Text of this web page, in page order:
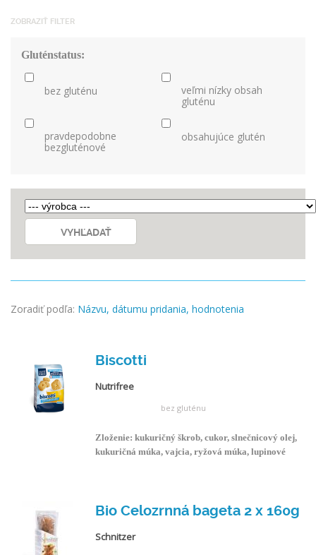
ZOBRAZIŤ FILTER
Gluténstatus:
bez gluténu
veľmi nízky obsah
gluténu
pravdepodobne
bezgluténové
obsahujúce glutén
VYHĽADAŤ
Zoradiť podľa: Názvu, dátumu pridania, hodnotenia
Biscotti
Nutrifree
bez gluténu
Zloženie: kukuričný škrob, cukor, slnečnicový olej,
kukuričná múka, vajcia, ryžová múka, lupinové
sodný, hydrogén- uhličitan sodný).
Bio Celozrnná bageta 2 x 160g
Schnitzer